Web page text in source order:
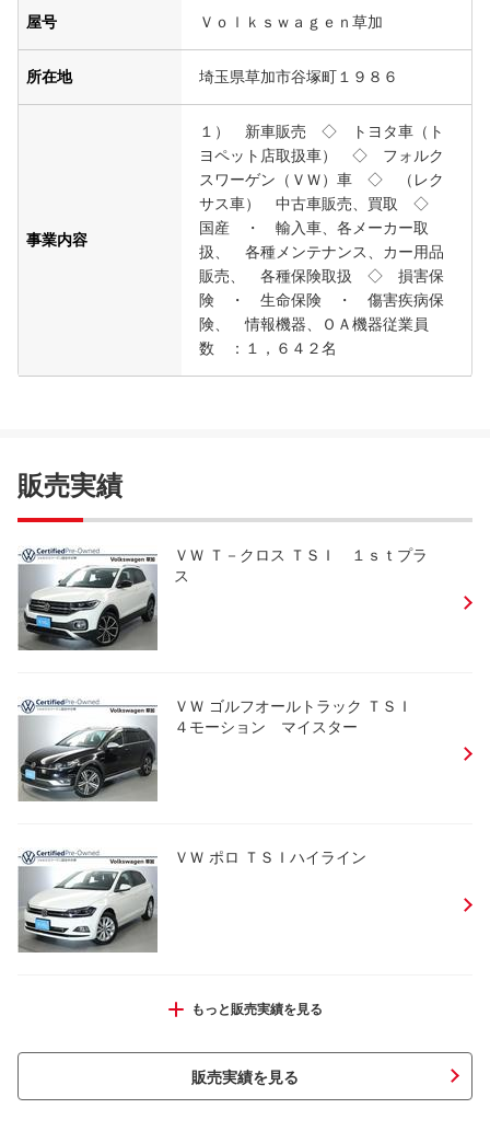
屋号 Ｖｏｌｋｓｗａｇｅｎ草加
所在地 埼玉県草加市谷塚町１９８６
事業内容
１） 新車販売 ◇ トヨタ車（ト
ヨペット店取扱車） ◇ フォルク
スワーゲン（ＶＷ）車 ◇ （レク
サス車） 中古車販売、買取 ◇
国産 ・ 輸入車、各メーカー取
扱、 各種メンテナンス、カー用品
販売、 各種保険取扱 ◇ 損害保
険 ・ 生命保険 ・ 傷害疾病保
険、 情報機器、ＯＡ機器従業員
数 ：１，６４２名
販売実績
ＶＷ Ｔ－クロス ＴＳＩ １ｓｔプラ
ス
ＶＷ ゴルフオールトラック ＴＳＩ
４モーション マイスター
ＶＷ ポロ ＴＳＩハイライン
ＶＷ ゴルフ ｅＴＳＩアクティブ プラチナ
もっと販売実績を見る
販売実績を見る